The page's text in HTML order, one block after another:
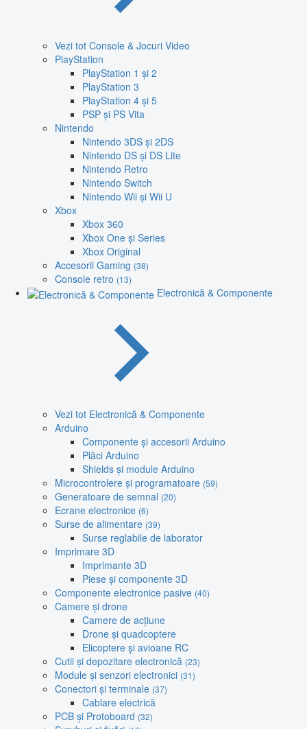
Vezi tot Console & Jocuri Video
PlayStation
PlayStation 1 și 2
PlayStation 3
PlayStation 4 și 5
PSP și PS Vita
Nintendo
Nintendo 3DS și 2DS
Nintendo DS și DS Lite
Nintendo Retro
Nintendo Switch
Nintendo Wii și Wii U
Xbox
Xbox 360
Xbox One și Series
Xbox Original
Accesorii Gaming (38)
Console retro (13)
Electronică & Componente
Vezi tot Electronică & Componente
Arduino
Componente și accesorii Arduino
Plăci Arduino
Shields și module Arduino
Microcontrolere și programatoare (59)
Generatoare de semnal (20)
Ecrane electronice (6)
Surse de alimentare (39)
Surse reglabile de laborator
Imprimare 3D
Imprimante 3D
Piese și componente 3D
Componente electronice pasive (40)
Camere și drone
Camere de acțiune
Drone și quadcoptere
Elicoptere și avioane RC
Cutii și depozitare electronică (23)
Module și senzori electronici (31)
Conectori și terminale (37)
Cablare electrică
PCB și Protoboard (32)